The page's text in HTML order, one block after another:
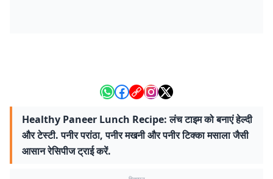
Healthy Paneer Lunch Recipe: लंच टाइम को बनाएं हेल्दी
और टेस्टी. पनीर परांठा, पनीर मखनी और पनीर टिक्का मसाला जैसी
आसान रेसिपीज ट्राई करें.